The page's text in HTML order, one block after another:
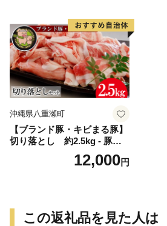
沖縄県八重瀬町
【ブランド豚・キビまる豚】
切り落とし 約2.5kg - 豚肉
小分け 500gずつ 部位混合
色々楽しめる 人気 しょうが
重瀬町【価格改定】
12,000円
この返礼品を見た人は